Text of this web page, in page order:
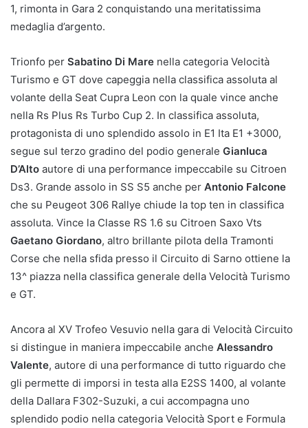
1, rimonta in Gara 2 conquistando una meritatissima
medaglia d’argento.
Trionfo per Sabatino Di Mare nella categoria Velocità
Turismo e GT dove capeggia nella classifica assoluta al
volante della Seat Cupra Leon con la quale vince anche
nella Rs Plus Rs Turbo Cup 2. In classifica assoluta,
protagonista di uno splendido assolo in E1 Ita E1 +3000,
segue sul terzo gradino del podio generale Gianluca
D’Alto autore di una performance impeccabile su Citroen
Ds3. Grande assolo in SS S5 anche per Antonio Falcone
che su Peugeot 306 Rallye chiude la top ten in classifica
assoluta. Vince la Classe RS 1.6 su Citroen Saxo Vts
Gaetano Giordano, altro brillante pilota della Tramonti
Corse che nella sfida presso il Circuito di Sarno ottiene la
13^ piazza nella classifica generale della Velocità Turismo
e GT.
Ancora al XV Trofeo Vesuvio nella gara di Velocità Circuito
si distingue in maniera impeccabile anche Alessandro
Valente, autore di una performance di tutto riguardo che
gli permette di imporsi in testa alla E2SS 1400, al volante
della Dallara F302-Suzuki, a cui accompagna uno
splendido podio nella categoria Velocità Sport e Formula